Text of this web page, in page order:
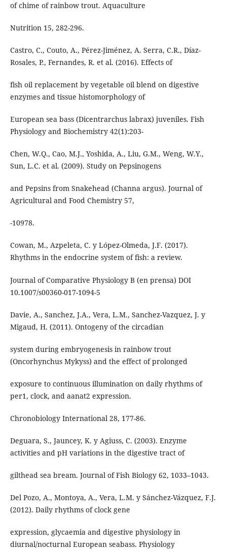
of chime of rainbow trout. Aquaculture
Nutrition 15, 282-296.
Castro, C., Couto, A., Pérez-Jiménez, A. Serra, C.R., Díaz-
Rosales, P., Fernandes, R. et al. (2016). Effects of
fish oil replacement by vegetable oil blend on digestive
enzymes and tissue histomorphology of
European sea bass (Dicentrarchus labrax) juveniles. Fish
Physiology and Biochemistry 42(1):203-
Chen, W.Q., Cao, M.J., Yoshida, A., Liu, G.M., Weng, W.Y.,
Sun, L.C. et al. (2009). Study on Pepsinogens
and Pepsins from Snakehead (Channa argus). Journal of
Agricultural and Food Chemistry 57,
-10978.
Cowan, M., Azpeleta, C. y López-Olmeda, J.F. (2017).
Rhythms in the endocrine system of fish: a review.
Journal of Comparative Physiology B (en prensa) DOI
10.1007/s00360-017-1094-5
Davie, A., Sanchez, J.A., Vera, L.M., Sanchez-Vazquez, J. y
Migaud, H. (2011). Ontogeny of the circadian
system during embryogenesis in rainbow trout
(Oncorhynchus Mykyss) and the effect of prolonged
exposure to continuous illumination on daily rhythms of
per1, clock, and aanat2 expression.
Chronobiology International 28, 177-86.
Deguara, S., Jauncey, K. y Agiuss, C. (2003). Enzyme
activities and pH variations in the digestive tract of
gilthead sea bream. Journal of Fish Biology 62, 1033–1043.
Del Pozo, A., Montoya, A., Vera, L.M. y Sánchez-Vázquez, F.J.
(2012). Daily rhythms of clock gene
expression, glycaemia and digestive physiology in
diurnal/nocturnal European seabass. Physiology